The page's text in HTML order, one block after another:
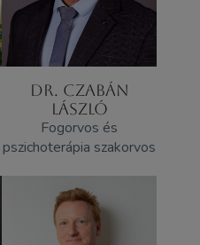
DR. CZABÁN
LÁSZLÓ
Fogorvos és
pszichoterápia szakorvos